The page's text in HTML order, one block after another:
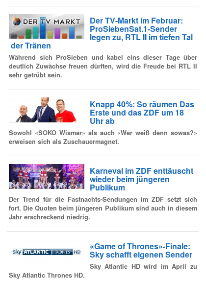
Der TV-Markt im Februar:
ProSiebenSat.1-Sender
legen zu, RTL II im tiefen Tal
der Tränen
Während sich ProSieben und kabel eins dieser Tage über
deutlich Zuwächse freuen dürften, wird die Freude bei RTL II
sehr getrübt sein.
Knapp 40%: So räumen Das
Erste und das ZDF um 18
Uhr ab
Sowohl «SOKO Wismar» als auch «Wer weiß denn sowas?»
erweisen sich als Zuschauermagnet.
Karneval im ZDF enttäuscht
wieder beim jüngeren
Publikum
Der Trend für die Fastnachts-Sendungen im ZDF setzt sich
fort. Die Quoten beim jüngeren Publikum sind auch in diesem
Jahr erschreckend niedrig.
«Game of Thrones»-Finale:
Sky schafft eigenen Sender
Sky Atlantic HD wird im April zu
Sky Atlantic Thrones HD.